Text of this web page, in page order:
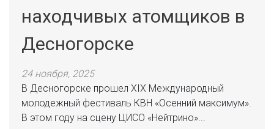
находчивых атомщиков в
Десногорске
24 ноября, 2025
В Десногорске прошел XIX Международный
молодежный фестиваль КВН «Осенний максимум».
В этом году на сцену ЦИСО «Нейтрино»...